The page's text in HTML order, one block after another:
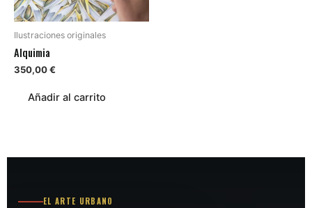
Ilustraciones originales
Alquimia
350,00€
Añadir al carrito
EL ARTE URBANO